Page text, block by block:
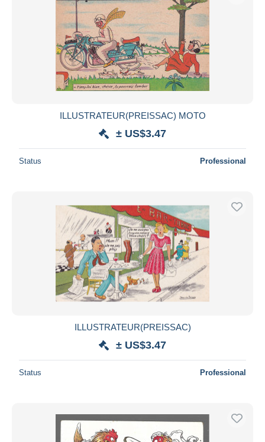
ILLUSTRATEUR(PREISSAC) MOTO
± US$3.47
Status Professional
ILLUSTRATEUR(PREISSAC)
± US$3.47
Status Professional